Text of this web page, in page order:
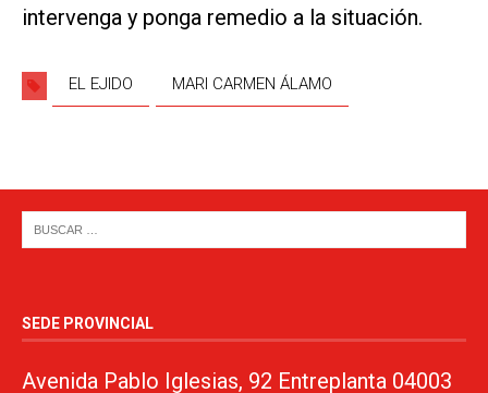
intervenga y ponga remedio a la situación.
EL EJIDO MARI CARMEN ÁLAMO
SEDE PROVINCIAL
Avenida Pablo Iglesias, 92 Entreplanta 04003